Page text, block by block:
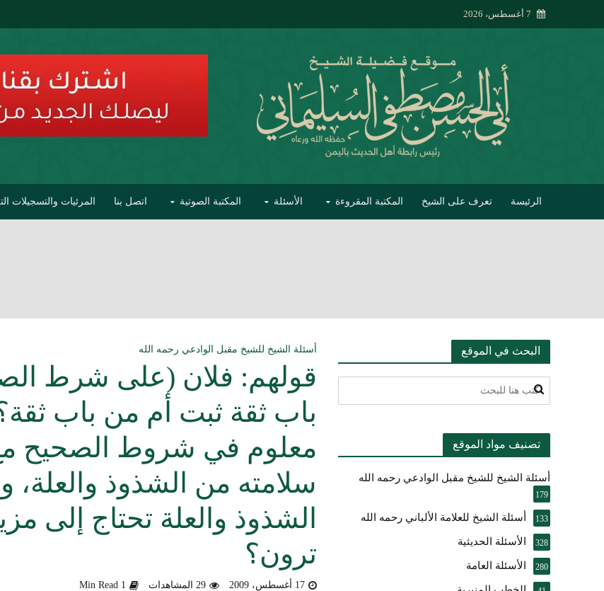
7 أغسطس، 2026
الرئيسة تعرف على الشيخ المكتبة المقروءة الأسئلة المكتبة الصوتية اتصل بنا المرئيات والتسجيلات
التعليق على ميثاق العمل الدعوي بين علماء ودعاة اليمن (صوت)
أسئلة عبدالله السليماني الحديثية للشيخ المحدث أبي الحسن السليماني
بيان بشأن حادث نيوزلندا الإرهابي
حقيقة موقف الشيخ الألباني رحمه الله من أخطاء الجماعات الإسلامية
شرح الضوابط الفقهية في التعامل مع المخالف – صوت
تعقيب على مقال الدكتور صادق بن محمد البيضاني حول فَهْمِهِ كلامي عن تنظيم القاعدة
النصيحة والتبيان لأهل السودان
أسئلة الشيخ للشيخ مقبل الوادعي رحمه الله
قولهم: فلان (على شرط
باب ثقة ثبت أم من باب
معلوم في شروط الصحيح مع
سلامته من الشذوذ والعلة،
الشذوذ والعلة تحتاج إلى
ترون؟
17 أغسطس، 2009 29 المشاهدات 1 Min Read
البحث في الموقع
تصنيف مواد الموقع
أسئلة الشيخ للشيخ مقبل الوادعي رحمه الله
179
أسئلة الشيخ للعلامة الألباني رحمه الله 133
الأسئلة الحديثية 328
الأسئلة العامة 280